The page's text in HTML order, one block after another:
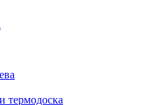
термодоска